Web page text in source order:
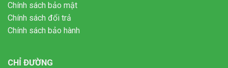
Chính sách bảo mật
Chính sách đổi trả
Chính sách bảo hành
CHỈ ĐƯỜNG